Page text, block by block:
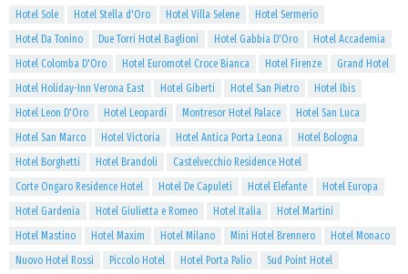
Hotel Sole
Hotel Stella d'Oro Hotel Villa Selene
Hotel Sermerio
Hotel Da Tonino
Due Torri Hotel Baglioni Hotel Gabbia D'Oro
Hotel Accademia
Hotel Colomba D'Oro
Hotel Euromotel Croce Bianca Hotel Firenze
Grand Hotel
Hotel Holiday-Inn Verona East
Hotel Giberti Hotel San Pietro
Hotel Ibis
Hotel Leon D'Oro
Hotel Leopardi Montresor Hotel Palace
Hotel San Luca
Hotel San Marco
Hotel Victoria Hotel Antica Porta Leona
Hotel Bologna
Hotel Borghetti
Hotel Brandoli
Castelvecchio Residence Hotel
Corte Ongaro Residence Hotel
Hotel De Capuleti Hotel Elefante
Hotel Europa
Hotel Gardenia
Hotel Giulietta e Romeo Hotel Italia
Hotel Martini
Hotel Mastino
Hotel Maxim Hotel Milano Mini Hotel Brennero
Hotel Monaco
Nuovo Hotel Rossi
Piccolo Hotel Hotel Porta Palio
Sud Point Hotel